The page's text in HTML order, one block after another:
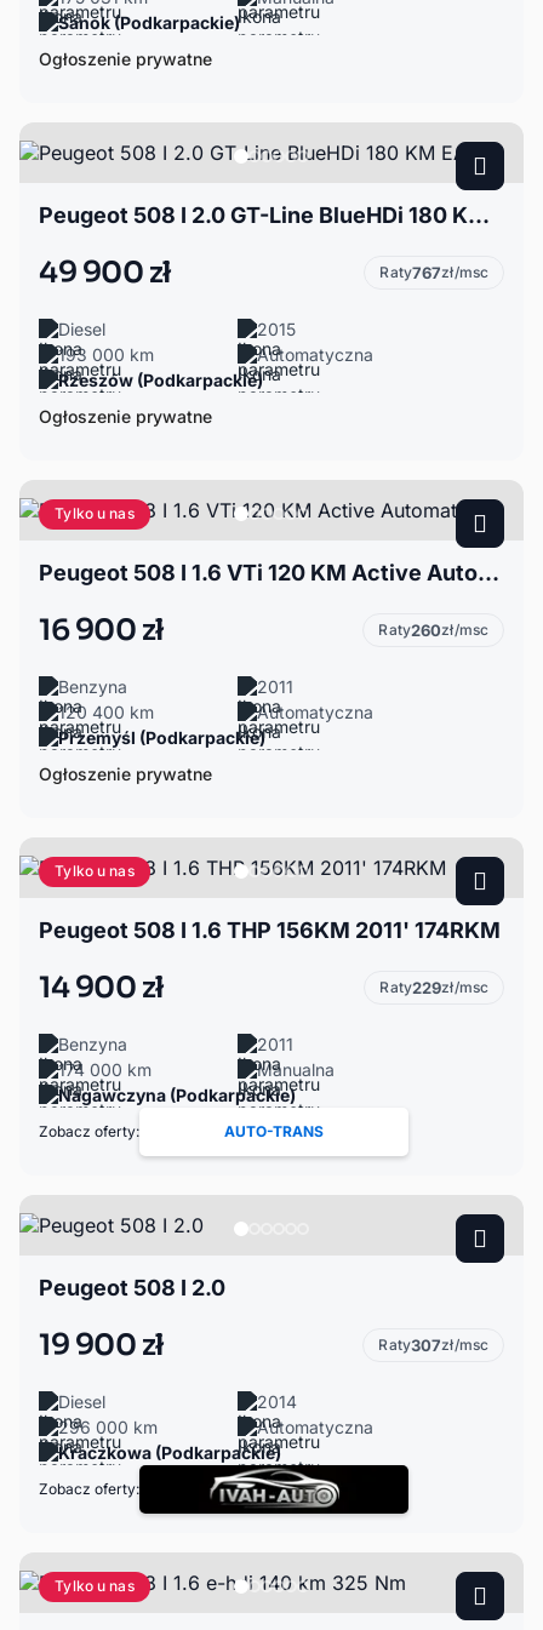
Sanok (Podkarpackie)
Ogłoszenie prywatne
Peugeot 508 I 2.0 GT-Line BlueHDi 180 KM EAT6
49 900 zł Raty767zł/msc
Diesel
2015
193 000 km
Automatyczna
Rzeszów (Podkarpackie)
Ogłoszenie prywatne
Tylko u nas
Peugeot 508 I 1.6 VTi 120 KM Active Automat
16 900 zł Raty260zł/msc
Benzyna
2011
120 400 km
Automatyczna
Przemyśl (Podkarpackie)
Ogłoszenie prywatne
Tylko u nas
Peugeot 508 I 1.6 THP 156KM 2011' 174RKM
14 900 zł Raty229zł/msc
Benzyna
2011
174 000 km
Manualna
Nagawczyna (Podkarpackie)
Zobacz oferty: AUTO-TRANS
Peugeot 508 I 2.0
19 900 zł Raty307zł/msc
Diesel
2014
296 000 km
Automatyczna
Kraczkowa (Podkarpackie)
Zobacz oferty:
Tylko u nas